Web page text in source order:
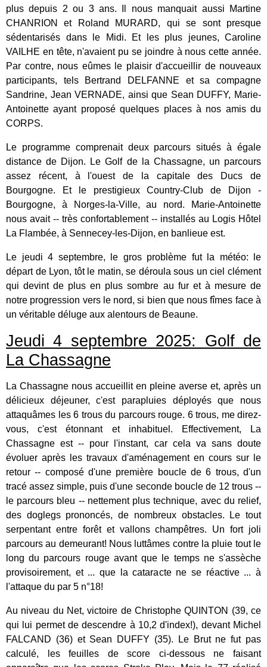
plus depuis 2 ou 3 ans. Il nous manquait aussi Martine
CHANRION et Roland MURARD, qui se sont presque
sédentarisés dans le Midi. Et les plus jeunes, Caroline
VAILHE en tête, n'avaient pu se joindre à nous cette année.
Par contre, nous eûmes le plaisir d'accueillir de nouveaux
participants, tels Bertrand DELFANNE et sa compagne
Sandrine, Jean VERNADE, ainsi que Sean DUFFY, Marie-
Antoinette ayant proposé quelques places à nos amis du
CORPS.
Le programme comprenait deux parcours situés à égale
distance de Dijon. Le Golf de la Chassagne, un parcours
assez récent, à l'ouest de la capitale des Ducs de
Bourgogne. Et le prestigieux Country-Club de Dijon -
Bourgogne, à Norges-la-Ville, au nord. Marie-Antoinette
nous avait -- très confortablement -- installés au Logis Hôtel
La Flambée, à Sennecey-les-Dijon, en banlieue est.
Le jeudi 4 septembre, le gros problème fut la météo: le
départ de Lyon, tôt le matin, se déroula sous un ciel clément
qui devint de plus en plus sombre au fur et à mesure de
notre progression vers le nord, si bien que nous fîmes face à
un véritable déluge aux alentours de Beaune.
Jeudi 4 septembre 2025: Golf de
La Chassagne
La Chassagne nous accueillit en pleine averse et, après un
délicieux déjeuner, c'est parapluies déployés que nous
attaquâmes les 6 trous du parcours rouge. 6 trous, me direz-
vous, c'est étonnant et inhabituel. Effectivement, La
Chassagne est -- pour l'instant, car cela va sans doute
évoluer après les travaux d'aménagement en cours sur le
retour -- composé d'une première boucle de 6 trous, d'un
tracé assez simple, puis d'une seconde boucle de 12 trous --
le parcours bleu -- nettement plus technique, avec du relief,
des doglegs prononcés, de nombreux obstacles. Le tout
serpentant entre forêt et vallons champêtres. Un fort joli
parcours au demeurant! Nous luttâmes contre la pluie tout le
long du parcours rouge avant que le temps ne s'assèche
provisoirement, et ... que la cataracte ne se réactive ... à
l'attaque du par 5 n°18!
Au niveau du Net, victoire de Christophe QUINTON (39, ce
qui lui permet de descendre à 10,2 d'index!), devant Michel
FALCAND (36) et Sean DUFFY (35). Le Brut ne fut pas
calculé, les feuilles de score ci-dessous ne faisant